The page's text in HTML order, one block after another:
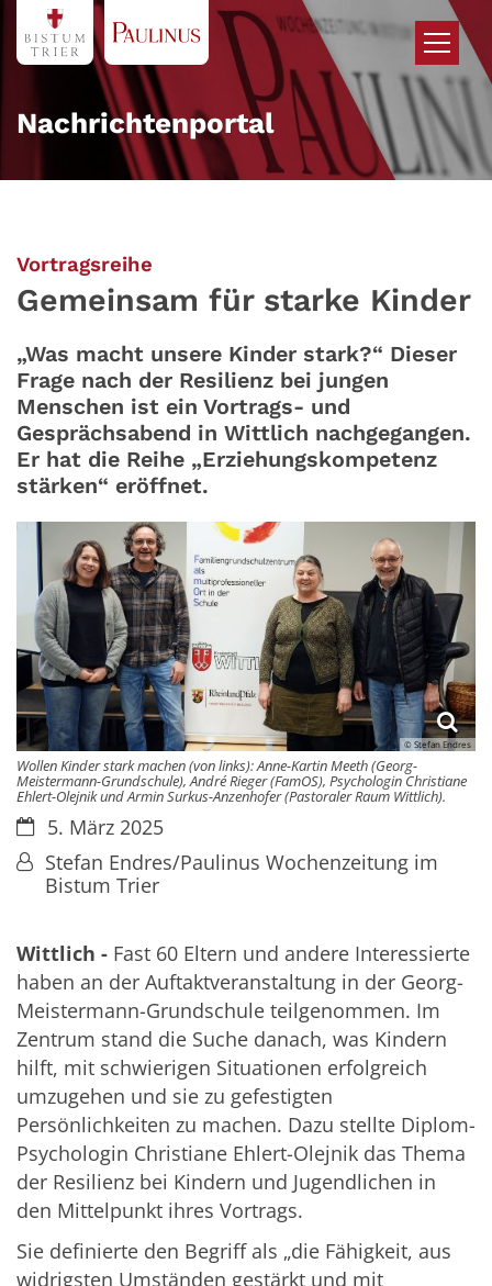
Zum Inhalt springen
Nachrichtenportal
Vortragsreihe
Gemeinsam für starke Kinder
„Was macht unsere Kinder stark?“ Dieser
Frage nach der Resilienz bei jungen
Menschen ist ein Vortrags- und
Gesprächsabend in Wittlich nachgegangen.
Er hat die Reihe „Erziehungskompetenz
stärken“ eröffnet.
© Stefan Endres
Wollen Kinder stark machen (von links): Anne-Kartin Meeth (Georg-
Meistermann-Grundschule), André Rieger (FamOS), Psychologin Christiane
Ehlert-Olejnik und Armin Surkus-Anzenhofer (Pastoraler Raum Wittlich).
Datum:5. März 2025
Von:Stefan Endres/Paulinus Wochenzeitung im
Bistum Trier
Wittlich - Fast 60 Eltern und andere Interessierte
haben an der Auftaktveranstaltung in der Georg-
Meistermann-Grundschule teilgenommen. Im
Zentrum stand die Suche danach, was Kindern
hilft, mit schwierigen Situationen erfolgreich
umzugehen und sie zu gefestigten
Persönlichkeiten zu machen. Dazu stellte Diplom-
Psychologin Christiane Ehlert-Olejnik das Thema
der Resilienz bei Kindern und Jugendlichen in
den Mittelpunkt ihres Vortrags.
Sie definierte den Begriff als „die Fähigkeit, aus
widrigsten Umständen gestärkt und mit